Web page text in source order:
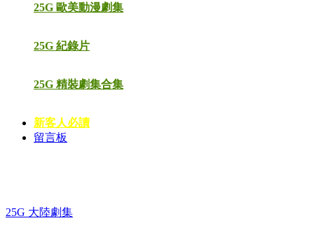
25G 歐美動漫劇集
25G 紀錄片
25G 精裝劇集合集
新客人必讀
留言板
25G 大陸劇集